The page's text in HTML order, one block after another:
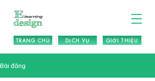
TRANG CHỦ DỊCH VỤ GIỚI THIỆU
Bài đăng